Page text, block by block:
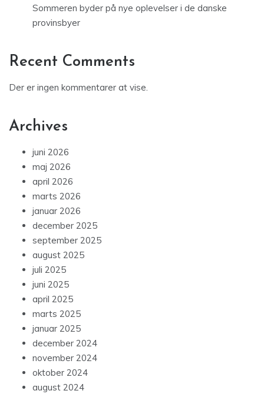
Sommeren byder på nye oplevelser i de danske
provinsbyer
Recent Comments
Der er ingen kommentarer at vise.
Archives
juni 2026
maj 2026
april 2026
marts 2026
januar 2026
december 2025
september 2025
august 2025
juli 2025
juni 2025
april 2025
marts 2025
januar 2025
december 2024
november 2024
oktober 2024
august 2024